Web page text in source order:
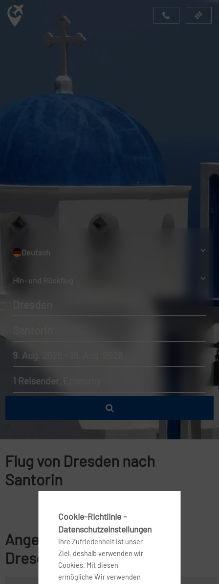
Deutsch
Hin- und Rückflug
9. Aug. 2026 - 16. Aug. 2026
1 Reisender, Economy
Flug von Dresden nach
Santorin
Angebote für Flüge von
Dresden nach Santorin
Cookie-Richtlinie -
Datenschutzeinstellungen
Ihre Zufriedenheit ist unser
Ziel, deshalb verwenden wir
Cookies. Mit diesen
ermögliche Wir verwenden